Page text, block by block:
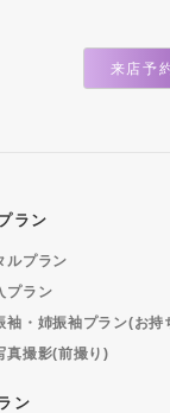
来店予
ラン
ルプラン
プラン
袖・姉振袖プラン(お持
真撮影(前撮り)
ン